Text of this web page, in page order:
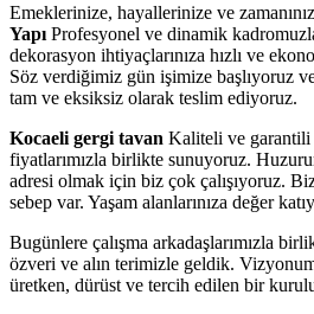
Emeklerinize, hayallerinize ve
Yapı Profesyonel ve dinamik
dekorasyon ihtiyaçlarınıza hızlı ve
Söz verdiğimiz gün işimize başlıyoruz
tam ve eksiksiz olarak teslim ediyoruz.
Kocaeli gergi tavan Kaliteli ve
fiyatlarımızla birlikte sunuyoruz.
adresi olmak için biz çok çalışıyoruz.
sebep var. Yaşam alanlarınıza değer
Bugünlere çalışma arkadaşlarımızla
özveri ve alın terimizle geldik.
üretken, dürüst ve tercih edilen bir